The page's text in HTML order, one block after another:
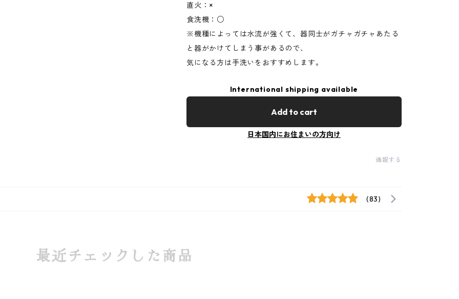
直火：×
食洗機：○
※機種によっては水流が強くて、器同士がガチャガチャあたる
と器がかけてしまう事があるので、
気になる方は手洗いをおすすめします。
International shipping available
Add to cart
日本国内にお住まいの方向け
通報する
(83)
最近チェックした商品